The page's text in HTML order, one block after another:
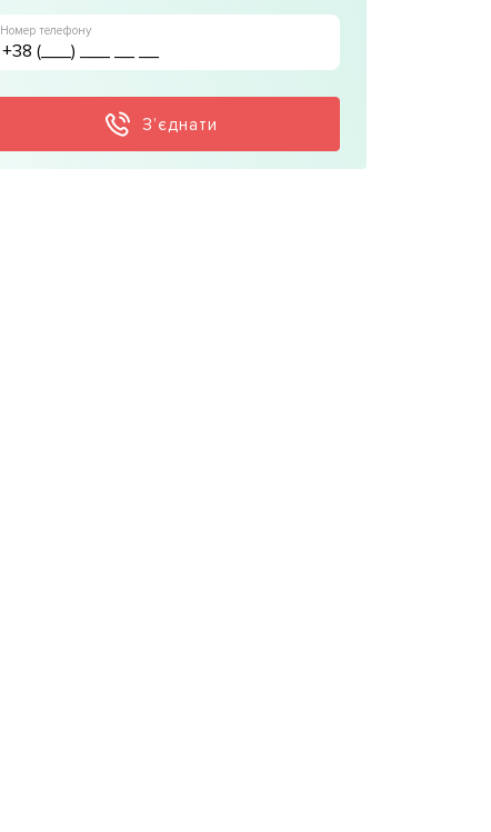
Номер телефону
З’єднати